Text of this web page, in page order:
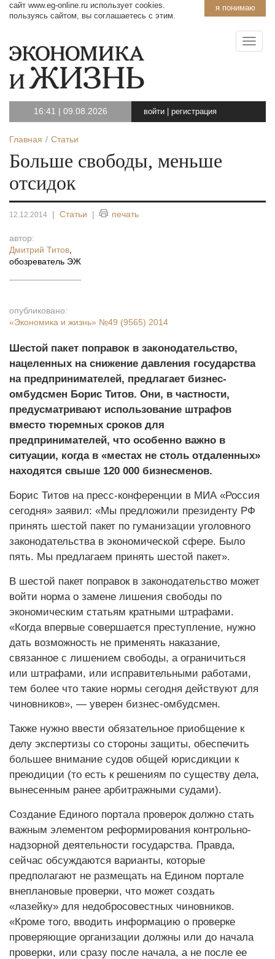
я понимаю
сайт www.eg-online.ru использует cookies.
пользуясь сайтом, вы соглашаетесь с этим.
16:41 | 09.08.2026 войти регистрация
Главная Статьи
Больше свободы, меньше
отсидок
12.12.2014 | Статьи | печать
автор:
Дмитрий Титов
обозреватель ЭЖ
опубликовано:
«Экономика и жизнь» №49 (9565) 2014
Шестой пакет поправок в законодательство,
нацеленных на снижение давления государства
на предпринимателей, предлагает бизнес-
омбудсмен Борис Титов. Они, в частности,
предусматривают использование штрафов
вместо тюремных сроков для
предпринимателей, что особенно важно в
ситуации, когда в «местах не столь отдаленных»
находятся свыше 120 000 бизнесменов.
Борис Титов на пресс-конференции в МИА «Россия
сегодня» заявил: «Мы предложили президенту РФ
принять шестой пакет по гуманизации уголовного
законодательства в экономической сфере. Было
пять. Мы предлагаем принять шестой пакет».
В шестой пакет поправок в законодательство может
войти норма о замене лишения свободы по
экономическим статьям кратными штрафами.
«Когда впервые совершается преступ­ление, нужно
дать возможность не применять наказание,
связанное с лишением свободы, а ограничиться
или штрафами, или исправительными работами,
тем более что такие нормы сегодня действуют для
чиновников», — уверен бизнес-омбудсмен.
Также нужно ввести обязательное приобщение к
делу экспертизы со стороны защиты, обеспечить
большее внимание судов общей юрисдикции к
преюдиции (то есть к решениям по существу дела,
вынесенным ранее арбитражными судами).
Создание Единого портала проверок должно стать
важным элементом реформирования контрольно-
надзорной деятельности государства. Правда,
сейчас обсуждаются варианты, которые
предполагают не размещать на Едином портале
внеплановые проверки, что может создать
«лазейку» для недобросовестных чиновников.
«Кроме того, вводить информацию о проверке
проверяющие организации должны или до начала
проверки, или сразу после начала, а не после ее